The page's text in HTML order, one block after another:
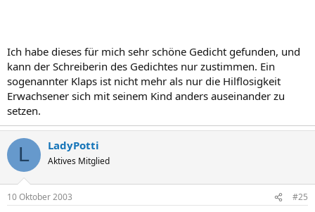
Ich habe dieses für mich sehr schöne Gedicht gefunden, und
kann der Schreiberin des Gedichtes nur zustimmen. Ein
sogenannter Klaps ist nicht mehr als nur die Hilflosigkeit
Erwachsener sich mit seinem Kind anders auseinander zu
setzen.
L LadyPotti
Aktives Mitglied
10 Oktober 2003 #25